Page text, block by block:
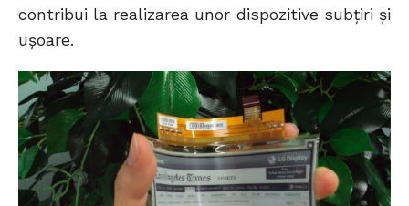
contribui la realizarea unor dispozitive subțiri și
ușoare.